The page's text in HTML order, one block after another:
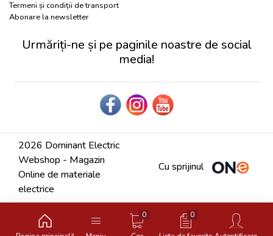
Termeni și condiții de transport
Abonare la newsletter
Urmăriți-ne și pe paginile noastre de social
media!
2026 Dominant Electric
Webshop - Magazin
Online de materiale
electrice
Cu sprijinul
0 0